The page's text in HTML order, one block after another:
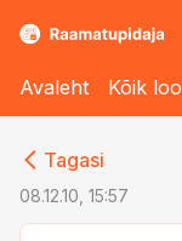
Avaleht Kõik
Tagasi
08.12.10, 15:57